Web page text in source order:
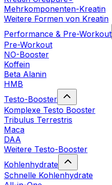
Mehrkomponenten-Kreatin
Weitere Formen von Kreatin
Performance & Pre-Workout
Pre-Workout
NO-Booster
Koffein
Beta Alanin
HMB
Testo-Booster
Komplexe Testo Booster
Tribulus Terrestris
Maca
DAA
Weitere Testo-Booster
Kohlenhydrate
Schnelle Kohlenhydrate